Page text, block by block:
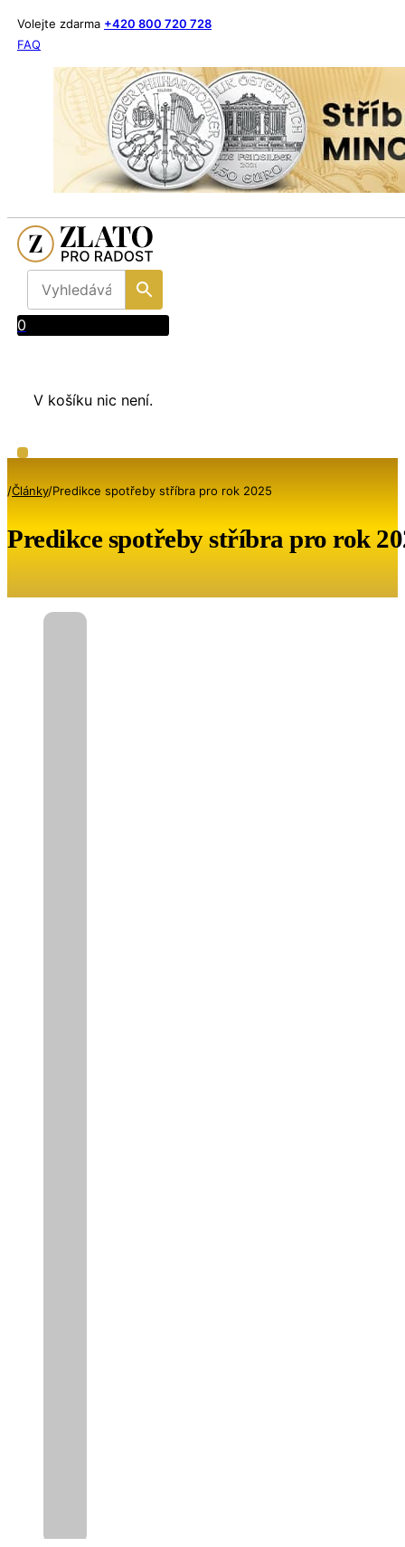
Volejte zdarma +420 800 720 728
FAQ
0
V košíku nic není.
/Články/Predikce spotřeby stříbra pro rok 2025
Predikce spotřeby stříbra pro rok